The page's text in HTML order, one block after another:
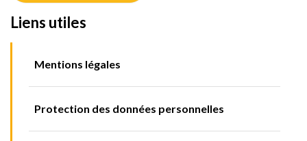
Liens utiles
Mentions légales
Protection des données personnelles